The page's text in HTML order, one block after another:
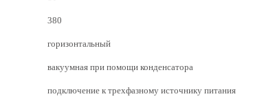
380
горизонтальный
вакуумная при помощи конденсатора
подключение к трехфазному источнику питания